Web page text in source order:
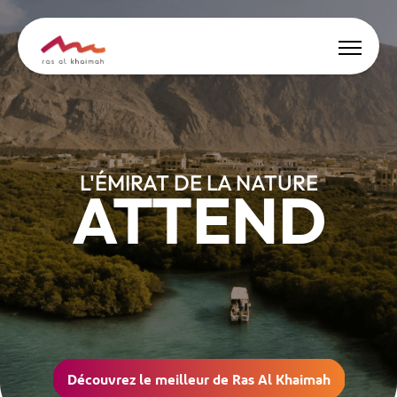
Offres
Soyez inspiré
Où loger
Choses à faire
Planifiez séjour
🇫🇷 Fêtes
L'ÉMIRAT DE LA NATURE
ATTEND
Découvrez le meilleur de Ras Al Khaimah